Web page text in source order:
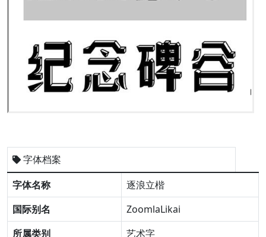
字体档案
字体名称
逐浪立楷
国际别名
ZoomlaLikai
所属类别
艺术字